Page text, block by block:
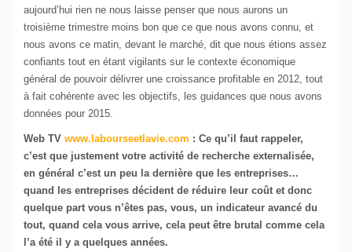
aujourd’hui rien ne nous laisse penser que nous aurons un
troisième trimestre moins bon que ce que nous avons connu, et
nous avons ce matin, devant le marché, dit que nous étions assez
confiants tout en étant vigilants sur le contexte économique
général de pouvoir délivrer une croissance profitable en 2012, tout
à fait cohérente avec les objectifs, les guidances que nous avons
données pour 2015.
Web TV www.labourseetlavie.com : Ce qu’il faut rappeler,
c’est que justement votre activité de recherche externalisée,
en général c’est un peu la dernière que les entreprises…
quand les entreprises décident de réduire leur coût et donc
quelque part vous n’êtes pas, vous, un indicateur avancé du
tout, quand cela vous arrive, cela peut être brutal comme cela
l’a été il y a quelques années.